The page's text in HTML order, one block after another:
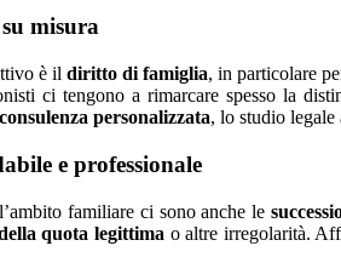
misura
è il diritto di famiglia, in particolare
ci tengono a rimarcare spesso la
consulenza personalizzata, lo studio
e professionale
familiare ci sono anche le
quota legittima o altre irregolarità.